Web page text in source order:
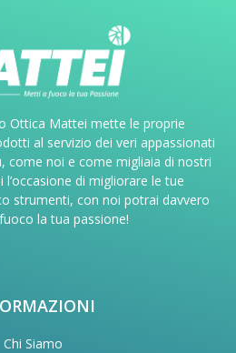
Ottica Mattei mette le proprie
al servizio dei veri appassionati
come noi e come migliaia di nostri
di migliorare le tue
strumenti, con noi potrai davvero
la tua passione!
Chi Siamo